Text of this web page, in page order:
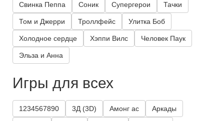
Свинка Пеппа Соник Супергерои Тачки
Том и Джерри Троллфейс Улитка Боб
Холодное сердце Хэппи Вилс Человек Паук
Эльза и Анна
Игры для всех
1234567890 3Д (3D) Амонг ас Аркады